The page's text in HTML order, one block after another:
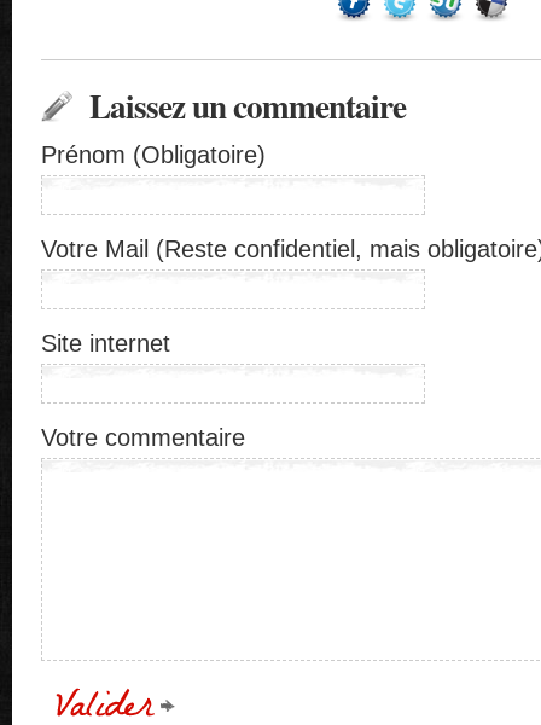
Laissez un commentaire
Prénom (Obligatoire)
Votre Mail (Reste confidentiel, mais
Site internet
Votre commentaire